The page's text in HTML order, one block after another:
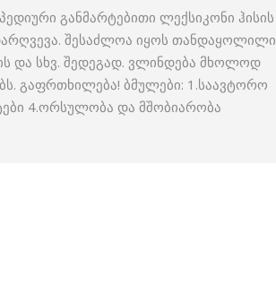
განმარტებითი ლექსიკონი ჰისის
შესაძლოა იყოს თანდაყოლილი
და სხვ. შედეგად. ვლინდება მხოლოდ
გაფრთხილება! ბმულები: 1.საავტორო
4.ორსულობა და მშობიარობა